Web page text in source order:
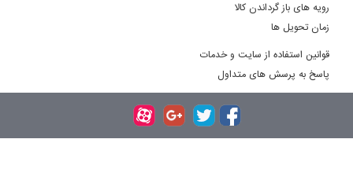
رویه های باز گرداندن کالا
زمان تحویل ها
قوانین استفاده از سایت و خدمات
پاسخ به پرسش های متداول